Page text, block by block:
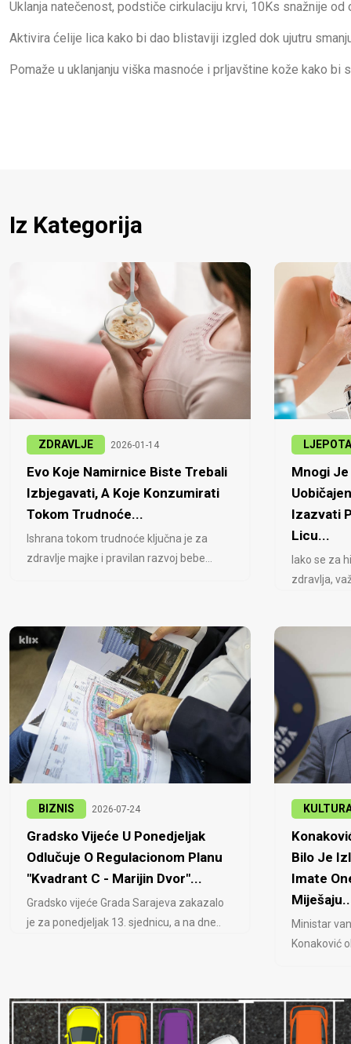
Uklanja natečenost, podstiče cirkulaciju krvi, 10Ks snažnije od
Aktivira ćelije lica kako bi dao blistaviji izgled dok ujutru
Pomaže u uklanjanju viška masnoće i prljavštine kože kako bi
Iz Kategorija
ZDRAVLJE 2026-01-14
Evo Koje Namirnice Biste Trebali
Izbjegavati, A Koje Konzumirati
Tokom Trudnoće...
Ishrana tokom trudnoće ključna je za
zdravlje majke i pravilan razvoj bebe...
LJEPOTA
Mnogi
Izazvati
Licu...
Iako se za
zdravlja,
BIZNIS 2026-07-24
Gradsko Vijeće U Ponedjeljak
Odlučuje O Regulacionom Planu
"Kvadrant C - Marijin Dvor"...
Gradsko vijeće Grada Sarajeva zakazalo
je za ponedjeljak 13. sjednicu, a na dne..
Bilo Je
Imate
Ministar
Konaković